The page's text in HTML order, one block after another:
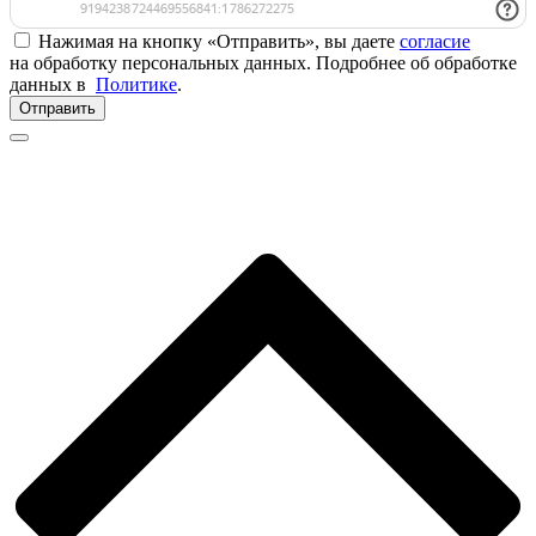
Нажимая на кнопку «Отправить», вы даете согласие
на обработку персональных данных. Подробнее об обработке
данных в Политике.
Отправить